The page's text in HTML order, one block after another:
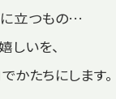
に立つもの…
しいを、
かたちにします。